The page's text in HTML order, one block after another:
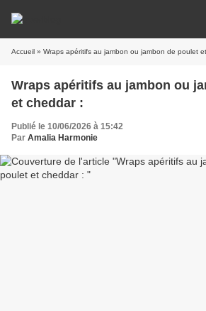
Accueil » Wraps apéritifs au jambon ou jambon de poulet
Wraps apéritifs au jambon ou
et cheddar :
Publié le 10/06/2026 à 15:42
Par Amalia Harmonie